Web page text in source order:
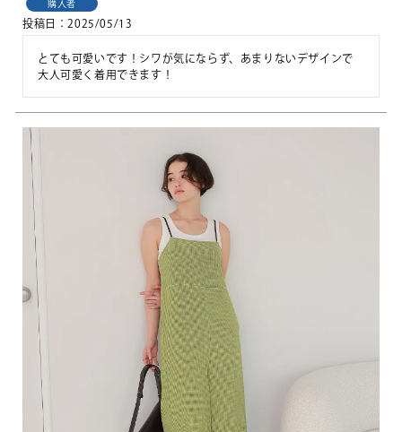
購入者
投稿日 2025/05/13
とても可愛いです！シワが気にならず、あまりないデザインで
大人可愛く着用できます！